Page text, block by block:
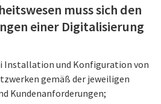
muss sich den
einer Digitalisierung
Installation und Konfiguration von
gemäß der jeweiligen
Kundenanforderungen;